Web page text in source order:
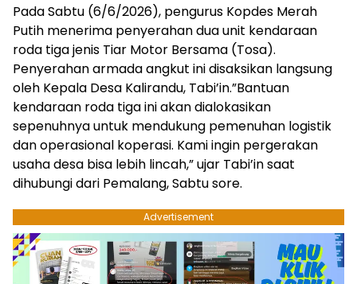
​Pada Sabtu (6/6/2026), pengurus Kopdes Merah
Putih menerima penyerahan dua unit kendaraan
roda tiga jenis Tiar Motor Bersama (Tosa).
Penyerahan armada angkut ini disaksikan langsung
oleh Kepala Desa Kalirandu, Tabi’in.”Bantuan
kendaraan roda tiga ini akan dialokasikan
sepenuhnya untuk mendukung pemenuhan logistik
dan operasional koperasi. Kami ingin pergerakan
usaha desa bisa lebih lincah,” ujar Tabi’in saat
dihubungi dari Pemalang, Sabtu sore.
Advertisement